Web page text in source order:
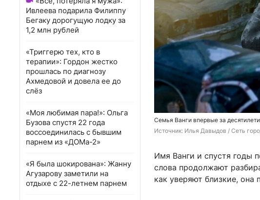
Ивлеева подарила Филиппу
Бегаку дорогущую лодку за
1,2 млн рублей
«Триггерю тех, кто в
терапии»: Гордон жестко
прошлась по диагнозу
Ахмедовой и довела ее до
слёз
«Моя любимая пара!»: Ольга
Бузова спустя 22 года
воссоединилась с бывшим
парнем из «ДОМа-2»
«Я была шокирована»: Жанну
Агузарову заметили на
отдыхе с 22-летнем парнем
Семья Ванги впервые за
Источник: Илья Давыдов / Сеть
Имя Ванги и спустя годы
слова продолжают
как уверяют близкие, она